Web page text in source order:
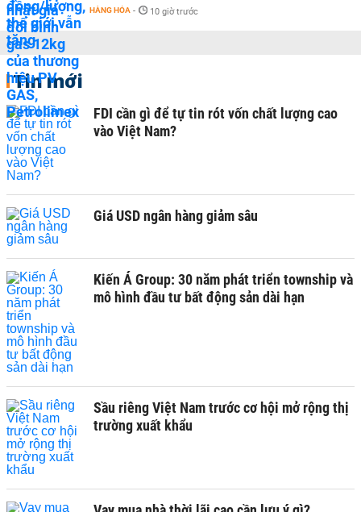
HÀNG HÓA - 10 giờ trước
Tin mới
FDI cần gì để tự tin rót vốn chất lượng cao
vào Việt Nam?
Giá USD ngân hàng giảm sâu
Kiến Á Group: 30 năm phát triển township và
mô hình đầu tư bất động sản dài hạn
Sầu riêng Việt Nam trước cơ hội mở rộng thị
trường xuất khẩu